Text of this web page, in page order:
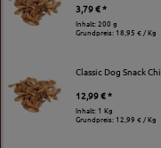
3,79 € *
Inhalt: 200 g
Grundpreis:18,95 € / Kg
Classic Dog Snack
12,99 € *
Inhalt: 1 Kg
Grundpreis: 12,99 € / Kg